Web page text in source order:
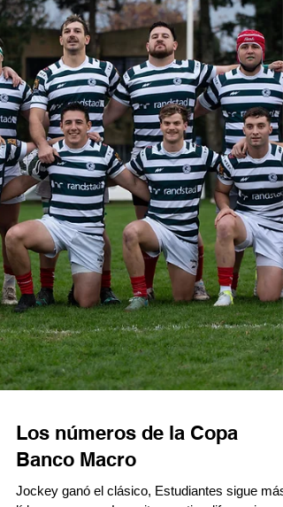
Los números de la Copa
Banco Macro